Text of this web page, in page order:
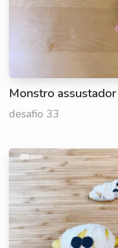
Monstro assustador
desafio 33